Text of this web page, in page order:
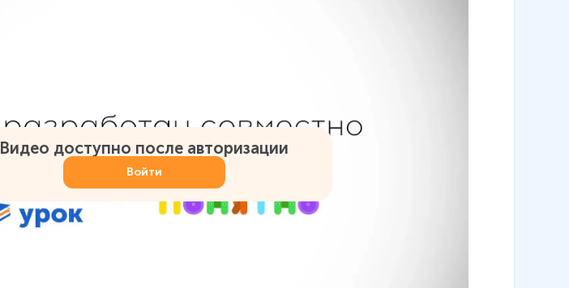
Видео доступно после авторизации
Войти